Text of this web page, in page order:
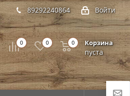
Войти
89292240864
0 0 Корзина
пуста
0